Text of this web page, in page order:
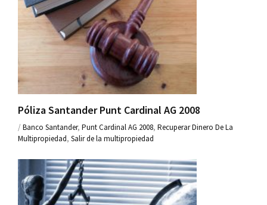
Póliza Santander Punt Cardinal AG 2008
/Banco Santander, Punt Cardinal AG 2008, Recuperar Dinero De La
Multipropiedad, Salir de la multipropiedad